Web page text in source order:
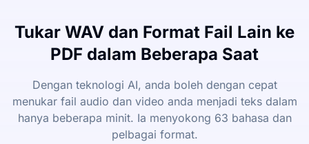
Tukar WAV dan Format Fail Lain ke
PDF dalam Beberapa Saat
Dengan teknologi AI, anda boleh dengan cepat
menukar fail audio dan video anda menjadi teks dalam
hanya beberapa minit. Ia menyokong 63 bahasa dan
pelbagai format.